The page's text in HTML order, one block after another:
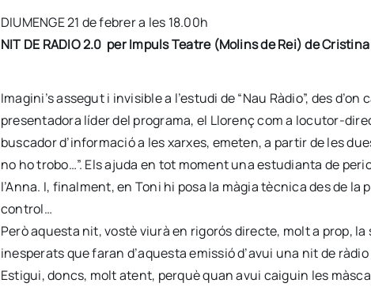
DIUMENGE 21 de febrer a les 18.00h
NIT DE RADIO 2.0 per Impuls Teatre (Molins de Rei) de
Imagini’s assegut i invisible a l’estudi de “Nau Ràdio”, des
presentadora líder del programa, el Llorenç com a locutor-
buscador d’informació a les xarxes, emeten, a partir de les
no ho trobo…”. Els ajuda en tot moment una estudianta de
l’Anna. I, finalment, en Toni hi posa la màgia tècnica des de la
control…
Però aquesta nit, vostè viurà en rigorós directe, molt a prop,
inesperats que faran d’aquesta emissió d’avui una nit de
Estigui, doncs, molt atent, perquè quan avui caiguin les